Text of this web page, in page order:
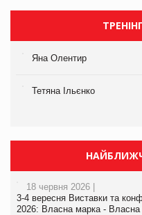
Яна Олентир
Тетяна Ільєнко
18 червня 2026 |
3-4 вересня Виставки та
2026: Власна марка - Власна